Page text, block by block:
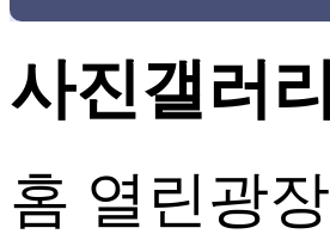
사진갤러리
홈 열린광장